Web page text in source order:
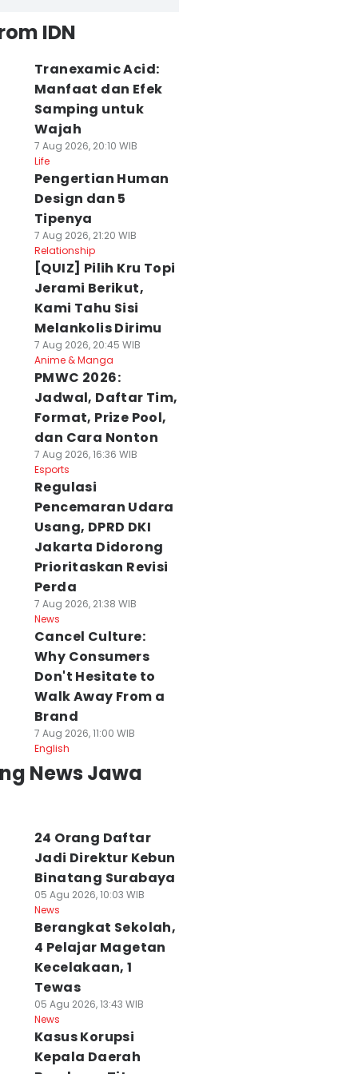
Tiang
di Gresik
Alasan Pakuwon
Pendekkan Pagar
IDN
Tranexamic Acid:
Manfaat dan Efek
Samping untuk
Wajah
7 Aug 2026, 20:10 WIB
Life
Pengertian Human
Design dan 5
Tipenya
7 Aug 2026, 21:20 WIB
Relationship
[QUIZ] Pilih Kru Topi
Jerami Berikut,
Kami Tahu Sisi
Melankolis Dirimu
7 Aug 2026, 20:45 WIB
Anime & Manga
PMWC 2026:
Jadwal, Daftar Tim,
Format, Prize Pool,
dan Cara Nonton
7 Aug 2026, 16:36 WIB
Esports
Regulasi
Pencemaran Udara
Usang, DPRD DKI
Jakarta Didorong
Prioritaskan Revisi
Perda
7 Aug 2026, 21:38 WIB
News
Cancel Culture:
Why Consumers
Don't Hesitate to
Walk Away From a
Brand
7 Aug 2026, 11:00 WIB
English
News Jawa
24 Orang Daftar
Jadi Direktur Kebun
Binatang Surabaya
05 Agu 2026, 10:03 WIB
News
Berangkat Sekolah,
4 Pelajar Magetan
Kecelakaan, 1
Tewas
05 Agu 2026, 13:43 WIB
News
Kasus Korupsi
Kepala Daerah